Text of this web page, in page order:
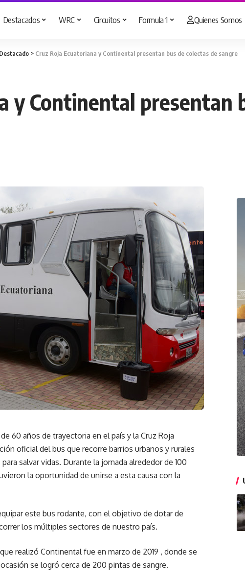
Destacados WRC Circuitos Formula 1 Quienes Somos
Destacado > Cruz Roja Ecuatoriana y Continental presentan bus de colectas de sangre
y Continental presentan
60 años de trayectoria en el país y la Cruz Roja
oficial del bus que recorre barrios urbanos y rurales
salvar vidas. Durante la jornada alrededor de 100
la oportunidad de unirse a esta causa con la
este bus rodante, con el objetivo de dotar de
los múltiples sectores de nuestro país.
realizó Continental fue en marzo de 2019 , donde se
se logró cerca de 200 pintas de sangre.